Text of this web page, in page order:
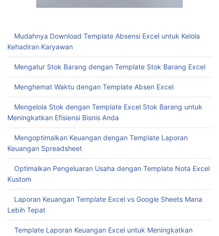
Mudahnya Download Template Absensi Excel untuk Kelola
Kehadiran Karyawan
Mengatur Stok Barang dengan Template Stok Barang Excel
Menghemat Waktu dengan Template Absen Excel
Mengelola Stok dengan Template Excel Stok Barang untuk
Meningkatkan Efisiensi Bisnis Anda
Mengoptimalkan Keuangan dengan Template Laporan
Keuangan Spreadsheet
Optimalkan Pengeluaran Usaha dengan Template Nota Excel
Kustom
Laporan Keuangan Template Excel vs Google Sheets Mana
Lebih Tepat
Template Laporan Keuangan Excel untuk Meningkatkan